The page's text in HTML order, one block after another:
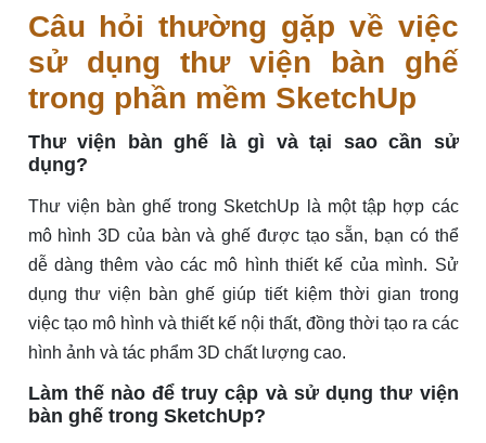
Câu hỏi thường gặp về việc
sử dụng thư viện bàn ghế
trong phần mềm SketchUp
Thư viện bàn ghế là gì và tại sao cần sử
dụng?
Thư viện bàn ghế trong SketchUp là một tập hợp các
mô hình 3D của bàn và ghế được tạo sẵn, bạn có thể
dễ dàng thêm vào các mô hình thiết kế của mình. Sử
dụng thư viện bàn ghế giúp tiết kiệm thời gian trong
việc tạo mô hình và thiết kế nội thất, đồng thời tạo ra các
hình ảnh và tác phẩm 3D chất lượng cao.
Làm thế nào để truy cập và sử dụng thư viện
bàn ghế trong SketchUp?